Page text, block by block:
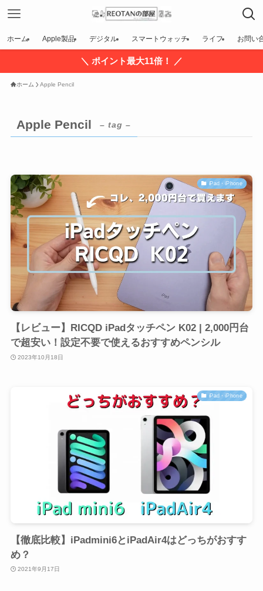
ホーム Apple製品 デジタル スマートウォッチ ライフ お問い
＼ ポイント最大11倍！ ／
ホーム Apple Pencil
Apple Pencil – tag –
iPad・iPhone
【レビュー】RICQD iPadタッチペン K02 | 2,000円台
で超安い！設定不要で使えるおすすめペンシル
2023年10月18日
iPad・iPhone
【徹底比較】iPadmini6とiPadAir4はどっちがおすす
め？
2021年9月17日